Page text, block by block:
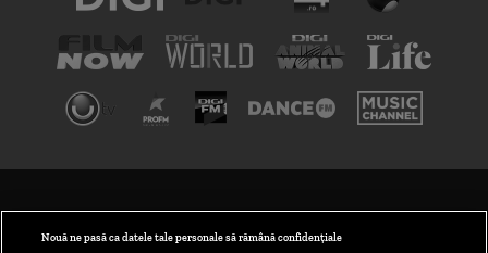
Nouă ne pasă ca datele tale personale să rămână confidențiale